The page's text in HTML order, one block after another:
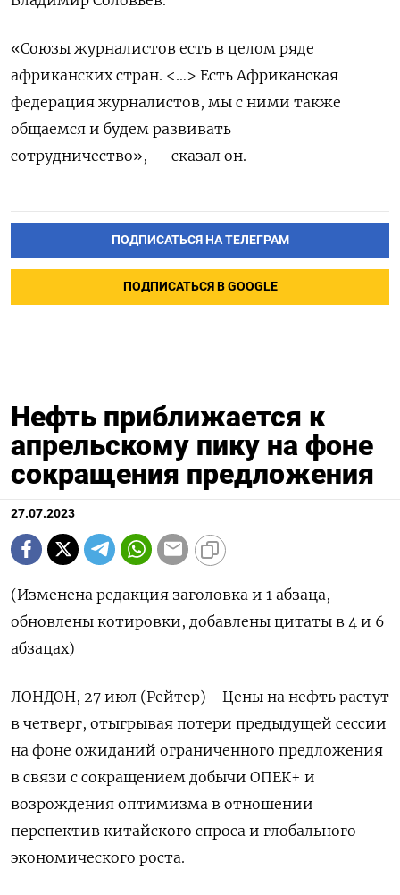
«Союзы журналистов есть в целом ряде
африканских стран. <…> Есть Африканская
федерация журналистов, мы с ними также
общаемся и будем развивать
сотрудничество», — сказал он.
ПОДПИСАТЬСЯ НА ТЕЛЕГРАМ
ПОДПИСАТЬСЯ В GOOGLE
Нефть приближается к
апрельскому пику на фоне
сокращения предложения
27.07.2023
(Изменена редакция заголовка и 1 абзаца,
обновлены котировки, добавлены цитаты в 4 и 6
абзацах)
ЛОНДОН, 27 июл (Рейтер) - Цены на нефть растут
в четверг, отыгрывая потери предыдущей сессии
на фоне ожиданий ограниченного предложения
в связи с сокращением добычи ОПЕК+ и
возрождения оптимизма в отношении
перспектив китайского спроса и глобального
экономического роста.